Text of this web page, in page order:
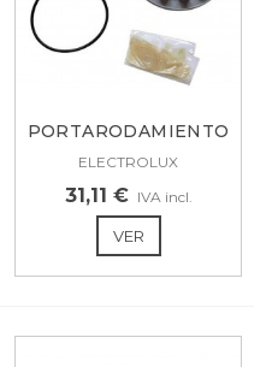
PORTARODAMIENTO
IZQUIERDO...
ELECTROLUX
31,11 € IVA incl.
VER